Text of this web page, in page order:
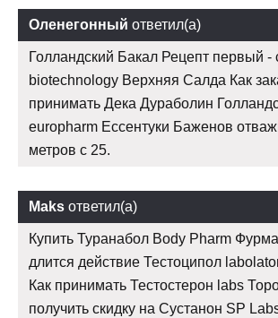
Оленегонный ответил(а)
Голландский Бакал Рецепт первый -
biotechnology Верхняя Салда Как
принимать Дека Дураболин
europharm Ессентуки Баженов
метров с 25.
Maks ответил(а)
Купить Туранабол Body Pharm
длится действие Тестоципол
Как принимать Тестостерон labs
получить скидку на Сустанон SP